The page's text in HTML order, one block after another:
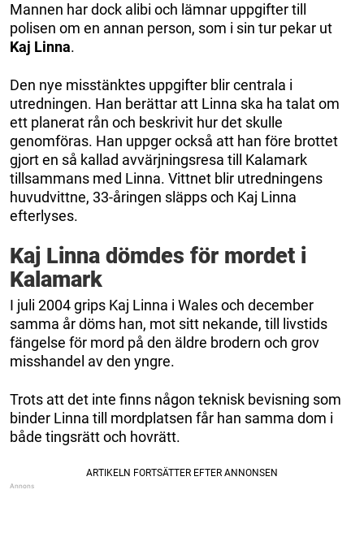
Mannen har dock alibi och lämnar uppgifter till
polisen om en annan person, som i sin tur pekar ut
Kaj Linna.
Den nye misstänktes uppgifter blir centrala i
utredningen. Han berättar att Linna ska ha talat om
ett planerat rån och beskrivit hur det skulle
genomföras. Han uppger också att han före brottet
gjort en så kallad avvärjningsresa till Kalamark
tillsammans med Linna. Vittnet blir utredningens
huvudvittne, 33-åringen släpps och Kaj Linna
efterlyses.
Kaj Linna dömdes för mordet i
Kalamark
I juli 2004 grips Kaj Linna i Wales och december
samma år döms han, mot sitt nekande, till livstids
fängelse för mord på den äldre brodern och grov
misshandel av den yngre.
Trots att det inte finns någon teknisk bevisning som
binder Linna till mordplatsen får han samma dom i
både tingsrätt och hovrätt.